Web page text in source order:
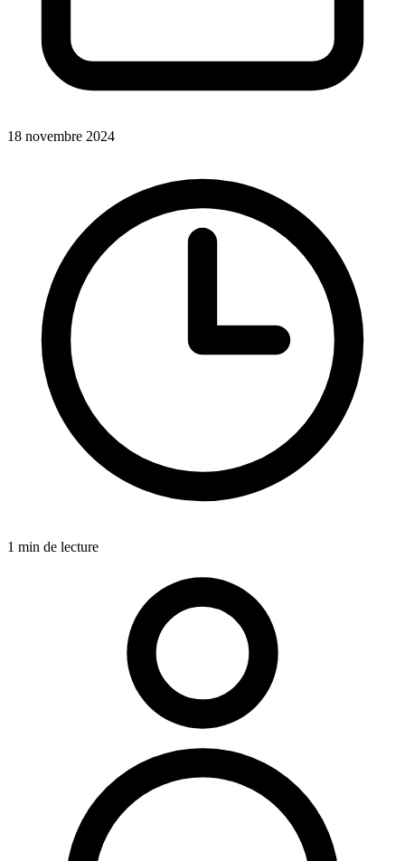
18 novembre 2024
1 min de lecture